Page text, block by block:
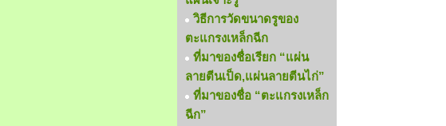
วิธีการวัดขนาดรูของ
ตะแกรงเหล็กฉีก
ที่มาของชื่อเรียก “แผ่น
ลายตีนเป็ด,แผ่นลายตีนไก่”
ที่มาของชื่อ “ตะแกรงเหล็ก
ฉีก”